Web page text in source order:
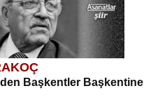
ve Özgürlüğe…...
Başkentler Başkentine